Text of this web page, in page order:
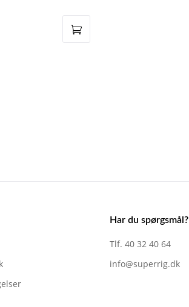
Har du spørgsmål?
Tlf. 40 32 40 64
info@superrig.dk